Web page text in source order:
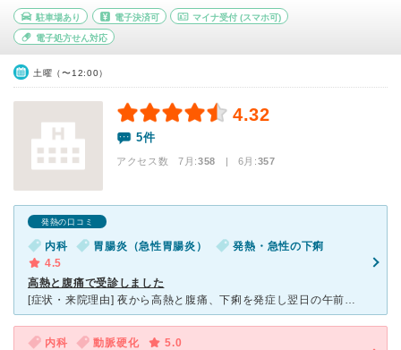
駐車場あり 電子決済可 マイナ受付 (スマホ可)
電子処方せん対応
土曜（〜12:00）
4.32
5件
アクセス数 7月:358 | 6月:357
発熱の口コミ
内科 胃腸炎（急性胃腸炎）
発熱・急性の下痢
4.5
高熱と腹痛で受診しました
[症状・来院理由] 夜から高熱と腹痛、下痢を発症し翌日の午前中に一番近くの病院を受診しました。 [医師の診断・治療法] お腹を触診して、症状などからそのとき流行していた感染性胃腸炎と診断されまし
内科 動脈硬化
5.0